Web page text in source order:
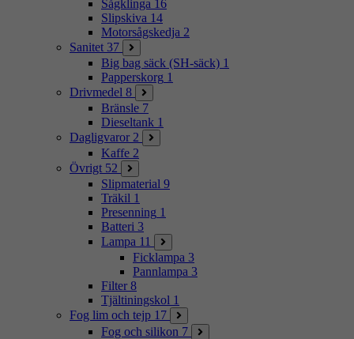
Sågklinga 16
Slipskiva 14
Motorsågskedja 2
Sanitet 37
Big bag säck (SH-säck) 1
Papperskorg 1
Drivmedel 8
Bränsle 7
Dieseltank 1
Dagligvaror 2
Kaffe 2
Övrigt 52
Slipmaterial 9
Träkil 1
Presenning 1
Batteri 3
Lampa 11
Ficklampa 3
Pannlampa 3
Filter 8
Tjältiningskol 1
Fog lim och tejp 17
Fog och silikon 7